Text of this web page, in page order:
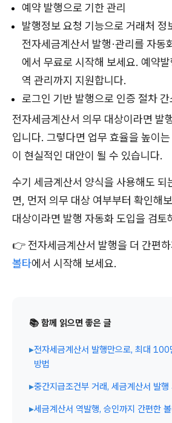
예약 발행으로 기한 관리
발행정보 요청 기능으로 거래처 정
전자세금계산서 발행·관리를 자동
에서 무료로 시작해 보세요. 예약
역 관리까지 지원합니다.
로그인 기반 발행으로 인증 절차
전자세금계산서 의무 대상이라면 발
입니다. 그렇다면 업무 효율을 높이
이 현실적인 대안이 될 수 있습니다.
수기 세금계산서 양식을 사용해도 되
면, 먼저 의무 대상 여부부터 확인해
대상이라면 발행 자동화 도입을 검토
👉 전자세금계산서 발행을 더 간편
볼타에서 시작해 보세요.
📚 함께 읽으면 좋은 글
▸전자세금계산서 발행만으로, 최대 100
방법
▸중간지급조건부 거래, 세금계산서 발행
▸세금계산서 역발행, 승인까지 간편한